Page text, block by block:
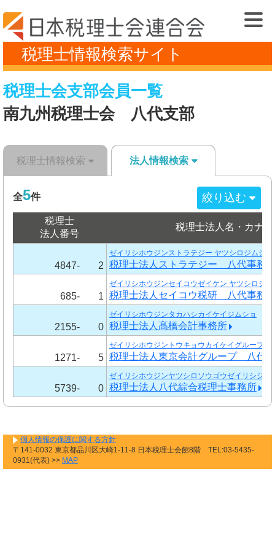
税理士情報検索サイト
税理士会支部会員一覧
南九州税理士会 八代支部
税理士情報検索 法人情報検索
全5件 絞り込む
税理士
法人番号
税理士法人名・カナ
4847- 2
ゼイリシホウジンストラテジー ヤツシロジムショ
税理士法人ストラテジー 八代事務
685- 1
ゼイリシホウジンセイコウゼイケン ヤツシロジム
税理士法人セイコウ税研 八代事務
2155- 0
ゼイリシホウジンタカハシカイケイジムショ
税理士法人髙橋会計事務所
1271- 5
ゼイリシホウジントウキョウカイケイグループ ヤ
税理士法人東京会計グループ 八代
5739- 0
ゼイリシホウジンヤツシロソウゴウゼイリシジム
税理士法人八代綜合税理士事務所
個人情報の保護に関する方針
〒141-0032 東京都品川区大崎1-11-8 日本税理士会館8階 TEL:03-5435-
0931(代表) >> MAP